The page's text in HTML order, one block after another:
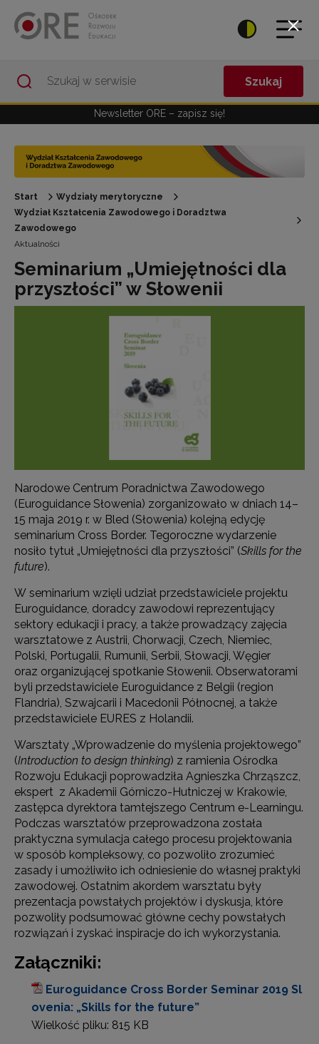
Szukaj
Newsletter ORE – zapisz się!
Start
Wydziały merytoryczne
Wydział Kształcenia Zawodowego i Doradztwa
Zawodowego
Aktualności
Seminarium „Umiejętności dla
przyszłości” w Słowenii
Narodowe Centrum Poradnictwa Zawodowego
(Euroguidance Słowenia) zorganizowało w dniach 14–
15 maja 2019 r. w Bled (Słowenia) kolejną edycję
seminarium Cross Border. Tegoroczne wydarzenie
nosiło tytuł „Umiejętności dla przyszłości” (Skills for the
future).
W seminarium wzięli udział przedstawiciele projektu
Euroguidance, doradcy zawodowi reprezentujący
sektory edukacji i pracy, a także prowadzący zajęcia
warsztatowe z Austrii, Chorwacji, Czech, Niemiec,
Polski, Portugalii, Rumunii, Serbii, Słowacji, Węgier
oraz organizującej spotkanie Słowenii. Obserwatorami
byli przedstawiciele Euroguidance z Belgii (region
Flandria), Szwajcarii i Macedonii Północnej, a także
przedstawiciele EURES z Holandii.
Warsztaty „Wprowadzenie do myślenia projektowego”
(Introduction to design thinking) z ramienia Ośrodka
Rozwoju Edukacji poprowadziła Agnieszka Chrząszcz,
ekspert z Akademii Górniczo-Hutniczej w Krakowie,
zastępca dyrektora tamtejszego Centrum e-Learningu.
Podczas warsztatów przeprowadzona została
praktyczna symulacja całego procesu projektowania
w sposób kompleksowy, co pozwoliło zrozumieć
zasady i umożliwiło ich odniesienie do własnej praktyki
zawodowej. Ostatnim akordem warsztatu były
prezentacja powstałych projektów i dyskusja, które
pozwoliły podsumować główne cechy powstałych
rozwiązań i zyskać inspiracje do ich wykorzystania.
Załączniki:
Euroguidance Cross Border Seminar 2019 Sl
ovenia: „Skills for the future”
Wielkość pliku: 815 KB